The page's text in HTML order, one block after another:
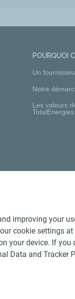
POURQUOI
Un
Notre
Les valeurs
TotalEnergies
TotalEnergies
improving your
cookie settings
your device. If
Data and Tracker